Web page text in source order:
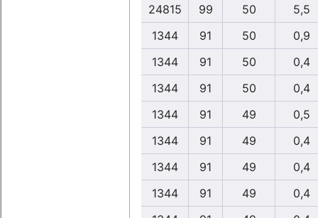
24815
99 50
5,5
1344
91 50
0,9
1344
91 50
0,4
1344
91 50
0,4
1344
91 49
0,5
1344
91 49
0,4
1344
91 49
0,4
1344
91 49
0,4